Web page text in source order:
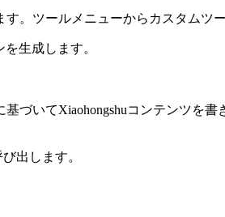
。ツールメニューからカスタムツ
生成します。
づいてXiaohongshuコンテンツを
出します。